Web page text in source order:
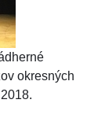
okresných